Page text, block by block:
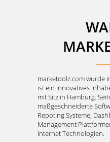
marketoolz.com wurde
ist ein innovatives
mit Sitz in Hamburg.
maßgeschneiderte
Repoting Systeme,
Management
Internet Technologien.